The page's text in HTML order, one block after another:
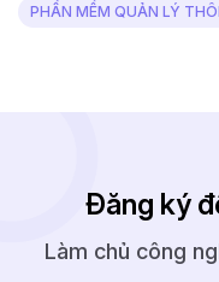
PHẦN MỀM QUẢN LÝ
Đăng ký
Làm chủ công